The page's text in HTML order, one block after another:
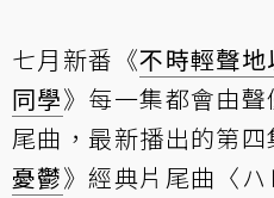
七月新番《不時輕聲
同學》每一集都會由
尾曲，最新播出的第
憂鬱》經典片尾曲〈